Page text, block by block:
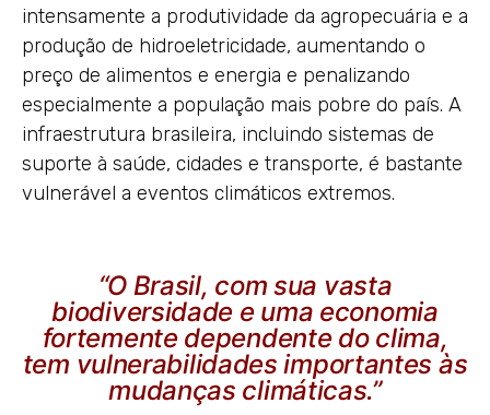
intensamente a produtividade da agropecuária e a
produção de hidroeletricidade, aumentando o
preço de alimentos e energia e penalizando
especialmente a população mais pobre do país. A
infraestrutura brasileira, incluindo sistemas de
suporte à saúde, cidades e transporte, é bastante
vulnerável a eventos climáticos extremos.
“O Brasil, com sua vasta
biodiversidade e uma economia
fortemente dependente do clima,
tem vulnerabilidades importantes às
mudanças climáticas.”